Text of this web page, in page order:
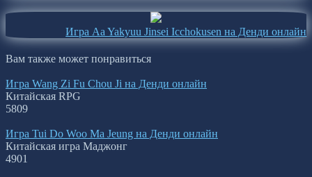
Игра Aa Yakyuu Jinsei Icchokusen на Денди онлайн
Вам также может понравиться
Игра Wang Zi Fu Chou Ji на Денди онлайн
Китайская RPG
5809
Игра Tui Do Woo Ma Jeung на Денди онлайн
Китайская игра Маджонг
4901